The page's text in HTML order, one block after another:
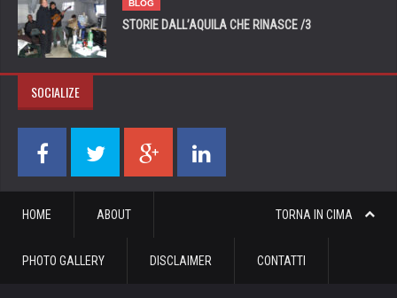
BLOG
STORIE DALL’AQUILA CHE RINASCE /3
SOCIALIZE
TORNA IN CIMA
HOME ABOUT
PHOTO GALLERY DISCLAIMER CONTATTI